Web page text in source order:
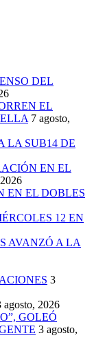
DEL
EL
7 agosto,
LA SUB14 DE
EN EL
EN EL DOBLES
12 EN
AVANZÓ A LA
3
agosto, 2026
GOLEÓ
3 agosto,